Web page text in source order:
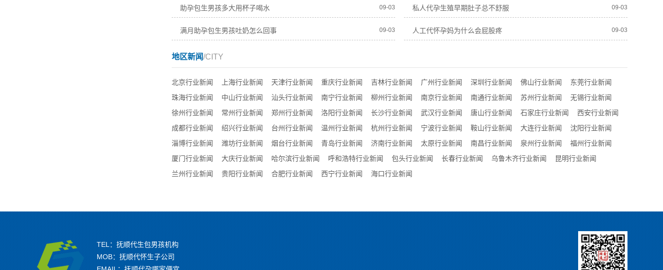
助孕包生男孩多大用杯子喝水 09-03 私人代孕生殖早期肚子总不舒服 09-03
满月助孕包生男孩吐奶怎么回事 09-03 人工代怀孕妈为什么会屁股疼 09-03
地区新闻/CITY
北京行业新闻 上海行业新闻 天津行业新闻 重庆行业新闻 吉林行业新闻 广州行业新闻 深圳行业新闻 佛山行业新闻
东莞行业新闻
珠海行业新闻
中山行业新闻 汕头行业新闻 南宁行业新闻 柳州行业新闻 南京行业新闻 南通行业新闻 苏州行业新闻
无锡行业新闻
徐州行业新闻
常州行业新闻 郑州行业新闻 洛阳行业新闻 长沙行业新闻 武汉行业新闻 唐山行业新闻 石家庄行业新闻
西安行业新闻
成都行业新闻
绍兴行业新闻 台州行业新闻 温州行业新闻 杭州行业新闻 宁波行业新闻 鞍山行业新闻 大连行业新闻
沈阳行业新闻
淄博行业新闻
潍坊行业新闻 烟台行业新闻 青岛行业新闻 济南行业新闻 太原行业新闻 南昌行业新闻 泉州行业新闻
福州行业新闻
厦门行业新闻
大庆行业新闻 哈尔滨行业新闻 呼和浩特行业新闻 包头行业新闻 长春行业新闻 乌鲁木齐行业新闻
昆明行业新闻
兰州行业新闻
贵阳行业新闻 合肥行业新闻 西宁行业新闻 海口行业新闻
TEL：抚顺代生包男孩机构
MOB：抚顺代怀生子公司